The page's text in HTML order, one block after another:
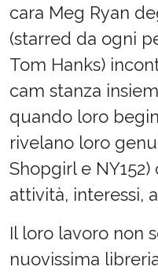
cara Meg Ryan
(starred da ogni
Tom Hanks)
cam stanza
quando loro
rivelano loro
Shopgirl e
attività, interessi,
Il loro lavoro non
nuovissima